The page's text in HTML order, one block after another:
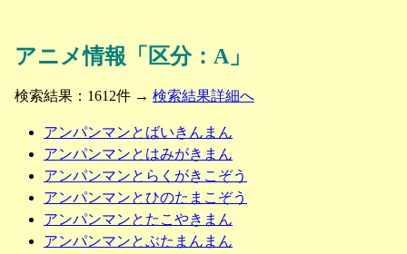
アニメ情報「区分：A」
検索結果：1612件 → 検索結果詳細へ
アンパンマンとばいきんまん
アンパンマンとはみがきまん
アンパンマンとらくがきこぞう
アンパンマンとひのたまこぞう
アンパンマンとたこやきまん
アンパンマンとぶたまんまん